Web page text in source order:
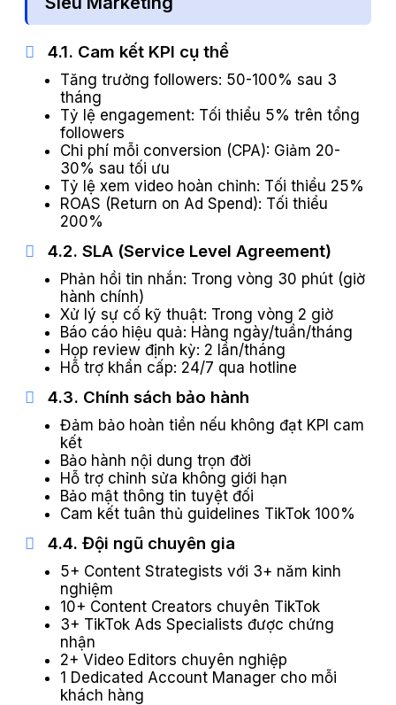
4.1. Cam kết KPI cụ thể
Tăng trưởng followers: 50-100% sau 3
tháng
Tỷ lệ engagement: Tối thiểu 5% trên tổng
followers
Chi phí mỗi conversion (CPA): Giảm 20-
30% sau tối ưu
Tỷ lệ xem video hoàn chỉnh: Tối thiểu 25%
ROAS (Return on Ad Spend): Tối thiểu
200%
4.2. SLA (Service Level Agreement)
Phản hồi tin nhắn: Trong vòng 30 phút (giờ
hành chính)
Xử lý sự cố kỹ thuật: Trong vòng 2 giờ
Báo cáo hiệu quả: Hàng ngày/tuần/tháng
Họp review định kỳ: 2 lần/tháng
Hỗ trợ khẩn cấp: 24/7 qua hotline
4.3. Chính sách bảo hành
Đảm bảo hoàn tiền nếu không đạt KPI cam
kết
Bảo hành nội dung trọn đời
Hỗ trợ chỉnh sửa không giới hạn
Bảo mật thông tin tuyệt đối
Cam kết tuân thủ guidelines TikTok 100%
4.4. Đội ngũ chuyên gia
5+ Content Strategists với 3+ năm kinh
nghiệm
10+ Content Creators chuyên TikTok
3+ TikTok Ads Specialists được chứng
nhận
2+ Video Editors chuyên nghiệp
1 Dedicated Account Manager cho mỗi
khách hàng